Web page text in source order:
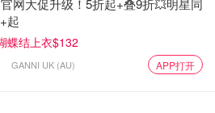
起
蝶结上衣$132
GANNI UK (AU) APP打开